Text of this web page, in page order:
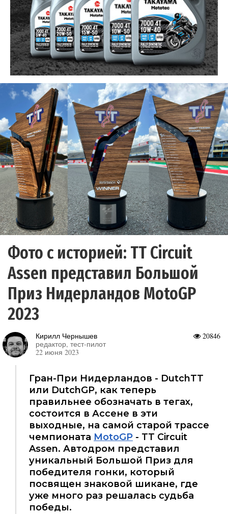
Фото с историей: TT Circuit
Assen представил Большой
Приз Нидерландов MotoGP
2023
20846
Кирилл Чернышев
редактор, тест-пилот
22 июня 2023
Гран-При Нидерландов - DutchTT
или DutchGP, как теперь
правильнее обозначать в тегах,
состоится в Ассене в эти
выходные, на самой старой трассе
чемпионата MotoGP - TT Circuit
Assen. Автодром представил
уникальный Большой Приз для
победителя гонки, который
посвящен знаковой шикане, где
уже много раз решалась судьба
победы.